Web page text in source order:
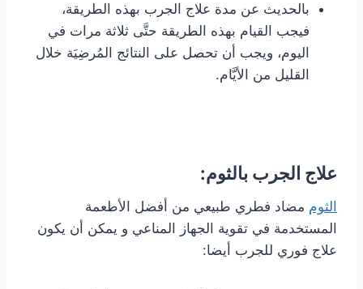
بالحديث عن مدة علاج الجرب بهذه الطريقة،
فيجب القيام بهذه الطريقة حتَّى ثلاثة مرات في
اليوم، ويجب أن تحصل على النتائج المُرضِيَة خلال
القليل من الأيَّام.
علاج الجرب بالثوم:
الثوم مضاد فطري طبيعي من أفضل الأطعمة
المستخدمة في تقوية الجهاز المناعي و يمكن أن يكون
علاج فوري للجرب أيضا: